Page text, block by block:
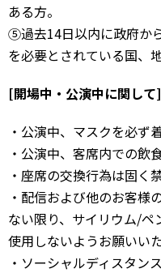
ある方。
⑤過去14日以内に政府か
を必要とされている国、
[開場中・公演中に関して]
・公演中、マスクを必ず
・公演中、客席内での飲
・座席の交換行為は固く
・配信および他のお客様
ない限り、サイリウム/
使用しないようお願いいた
・ソーシャルディスタン